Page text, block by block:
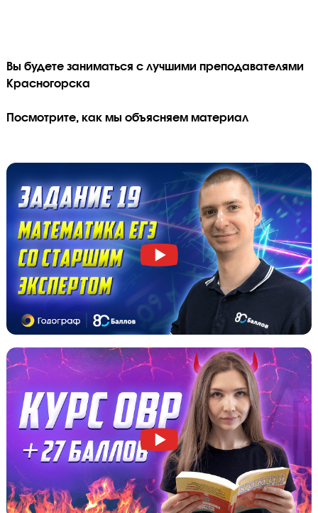
Вы можете получить дополнительную скидку при выборе от 2
Я даю согласие на
обработку персональных данных
и принимаю
политику конфиденциальности
Я согласен получать
рекламные и информационные сообщения
Вы будете заниматься с лучшими
Красногорска
Посмотрите, как мы объясняем материал